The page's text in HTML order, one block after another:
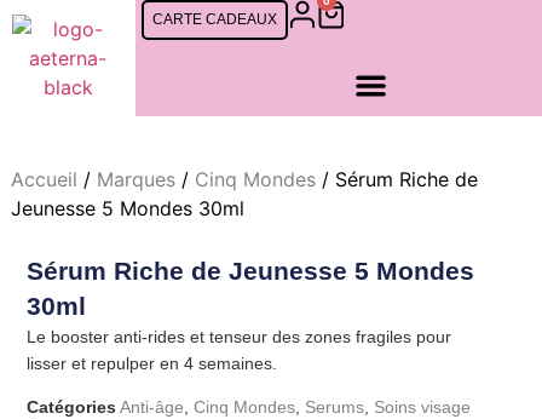
CARTE CADEAUX
Accueil / Marques/ Cinq Mondes/ Sérum Riche de
Jeunesse 5 Mondes 30ml
Sérum Riche de Jeunesse 5 Mondes
30ml
Le booster anti-rides et tenseur des zones fragiles pour
lisser et repulper en 4 semaines.
Catégories Anti-âge,Cinq Mondes, Serums, Soins visage